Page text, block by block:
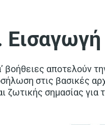
Εισαγωγή
βοήθειες αποτελούν
στις βασικές
ζωτικής σημασίας